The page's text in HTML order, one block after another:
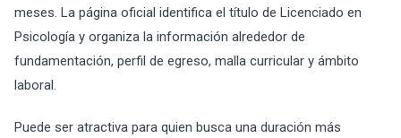
meses. La página oficial identifica el título de Licenciado en
Psicología y organiza la información alrededor de
fundamentación, perfil de egreso, malla curricular y ámbito
laboral.
Puede ser atractiva para quien busca una duración más